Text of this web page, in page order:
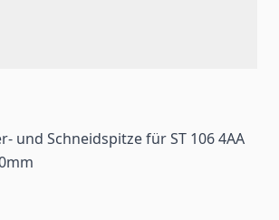
und Schneidspitze für ST 106 4AA